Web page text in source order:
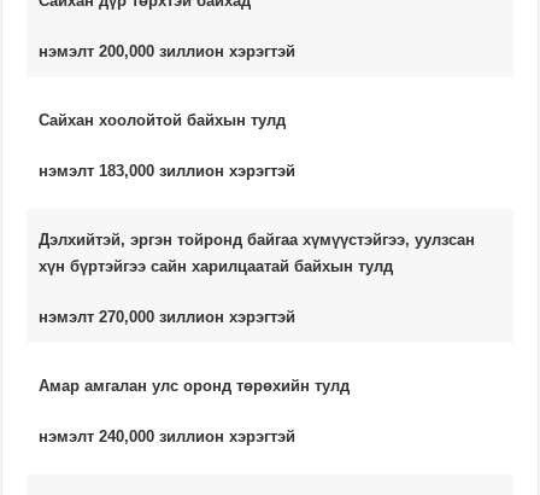
нэмэлт 200,000 зиллион хэрэгтэй
Сайхан хоолойтой байхын тулд
нэмэлт 183,000 зиллион хэрэгтэй
Дэлхийтэй, эргэн тойронд байгаа хүмүүстэйгээ, уулзсан
хүн бүртэйгээ сайн харилцаатай байхын тулд
нэмэлт 270,000 зиллион хэрэгтэй
Амар амгалан улс оронд төрөхийн тулд
нэмэлт 240,000 зиллион хэрэгтэй